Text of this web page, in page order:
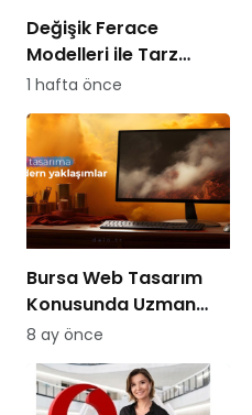
Değişik Ferace
Modelleri ile Tarz
Yaratın
1 hafta önce
Bursa Web Tasarım
Konusunda Uzman
Firma DAIO İnteraktif
Hizmetler
8 ay önce